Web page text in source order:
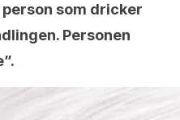
som dricker
Personen